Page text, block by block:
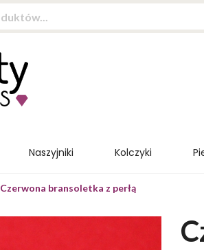
Naszyjniki Kolczyki
Czerwona bransoletka z perłą